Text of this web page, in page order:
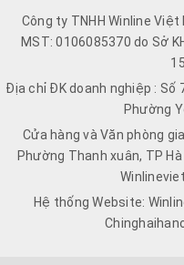
Công ty TNHH Winline Việt
MST: 0106085370 do Sở
Địa chỉ ĐK doanh nghiệp : Số
Phường
Cửa hàng và Văn phòng
Phường Thanh xuân, TP
Hệ thống Website: